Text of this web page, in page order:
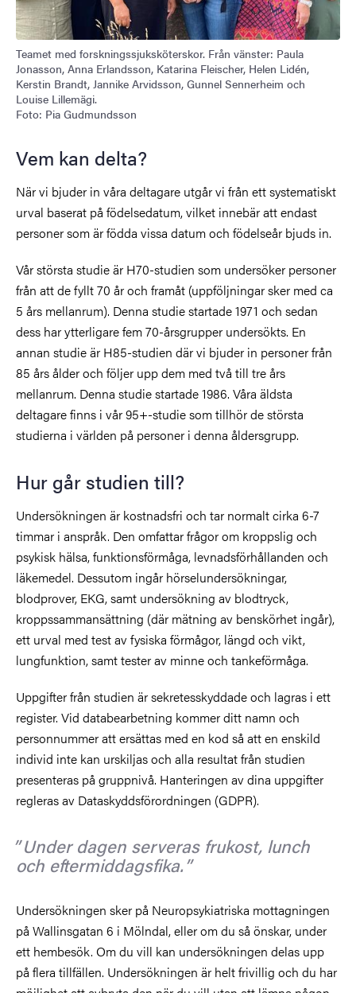
Teamet med forskningssjuksköterskor. Från vänster: Paula
Jonasson, Anna Erlandsson, Katarina Fleischer, Helen Lidén,
Kerstin Brandt, Jannike Arvidsson, Gunnel Sennerheim och
Louise Lillemägi.
Foto: Pia Gudmundsson
Vem kan delta?
När vi bjuder in våra deltagare utgår vi från ett systematiskt
urval baserat på födelsedatum, vilket innebär att endast
personer som är födda vissa datum och födelseår bjuds in.
Vår största studie är H70-studien som undersöker personer
från att de fyllt 70 år och framåt (uppföljningar sker med ca
5 års mellanrum). Denna studie startade 1971 och sedan
dess har ytterligare fem 70-årsgrupper undersökts. En
annan studie är H85-studien där vi bjuder in personer från
85 års ålder och följer upp dem med två till tre års
mellanrum. Denna studie startade 1986. Våra äldsta
deltagare finns i vår 95+-studie som tillhör de största
studierna i världen på personer i denna åldersgrupp.
Hur går studien till?
Undersökningen är kostnadsfri och tar normalt cirka 6-7
timmar i anspråk. Den omfattar frågor om kroppslig och
psykisk hälsa, funktionsförmåga, levnadsförhållanden och
läkemedel. Dessutom ingår hörselundersökningar,
blodprover, EKG, samt undersökning av blodtryck,
kroppssammansättning (där mätning av benskörhet ingår),
ett urval med test av fysiska förmågor, längd och vikt,
lungfunktion, samt tester av minne och tankeförmåga.
Uppgifter från studien är sekretesskyddade och lagras i ett
register. Vid databearbetning kommer ditt namn och
personnummer att ersättas med en kod så att en enskild
individ inte kan urskiljas och alla resultat från studien
presenteras på gruppnivå. Hanteringen av dina uppgifter
regleras av Dataskyddsförordningen (GDPR).
Under dagen serveras frukost, lunch
och eftermiddagsfika.
Undersökningen sker på Neuropsykiatriska mottagningen
på Wallinsgatan 6 i Mölndal, eller om du så önskar, under
ett hembesök. Om du vill kan undersökningen delas upp
på flera tillfällen. Undersökningen är helt frivillig och du har